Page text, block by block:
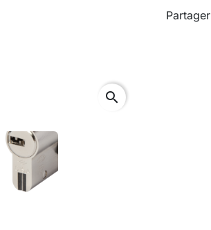
search
Partager